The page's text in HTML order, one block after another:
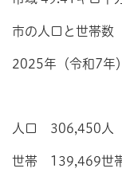
市の人口と世帯数
2025年（令和7年
人口 306,450人
世帯 139,469世帯